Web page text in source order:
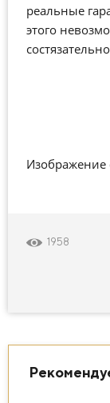
реальные
этого
Изображение
1958